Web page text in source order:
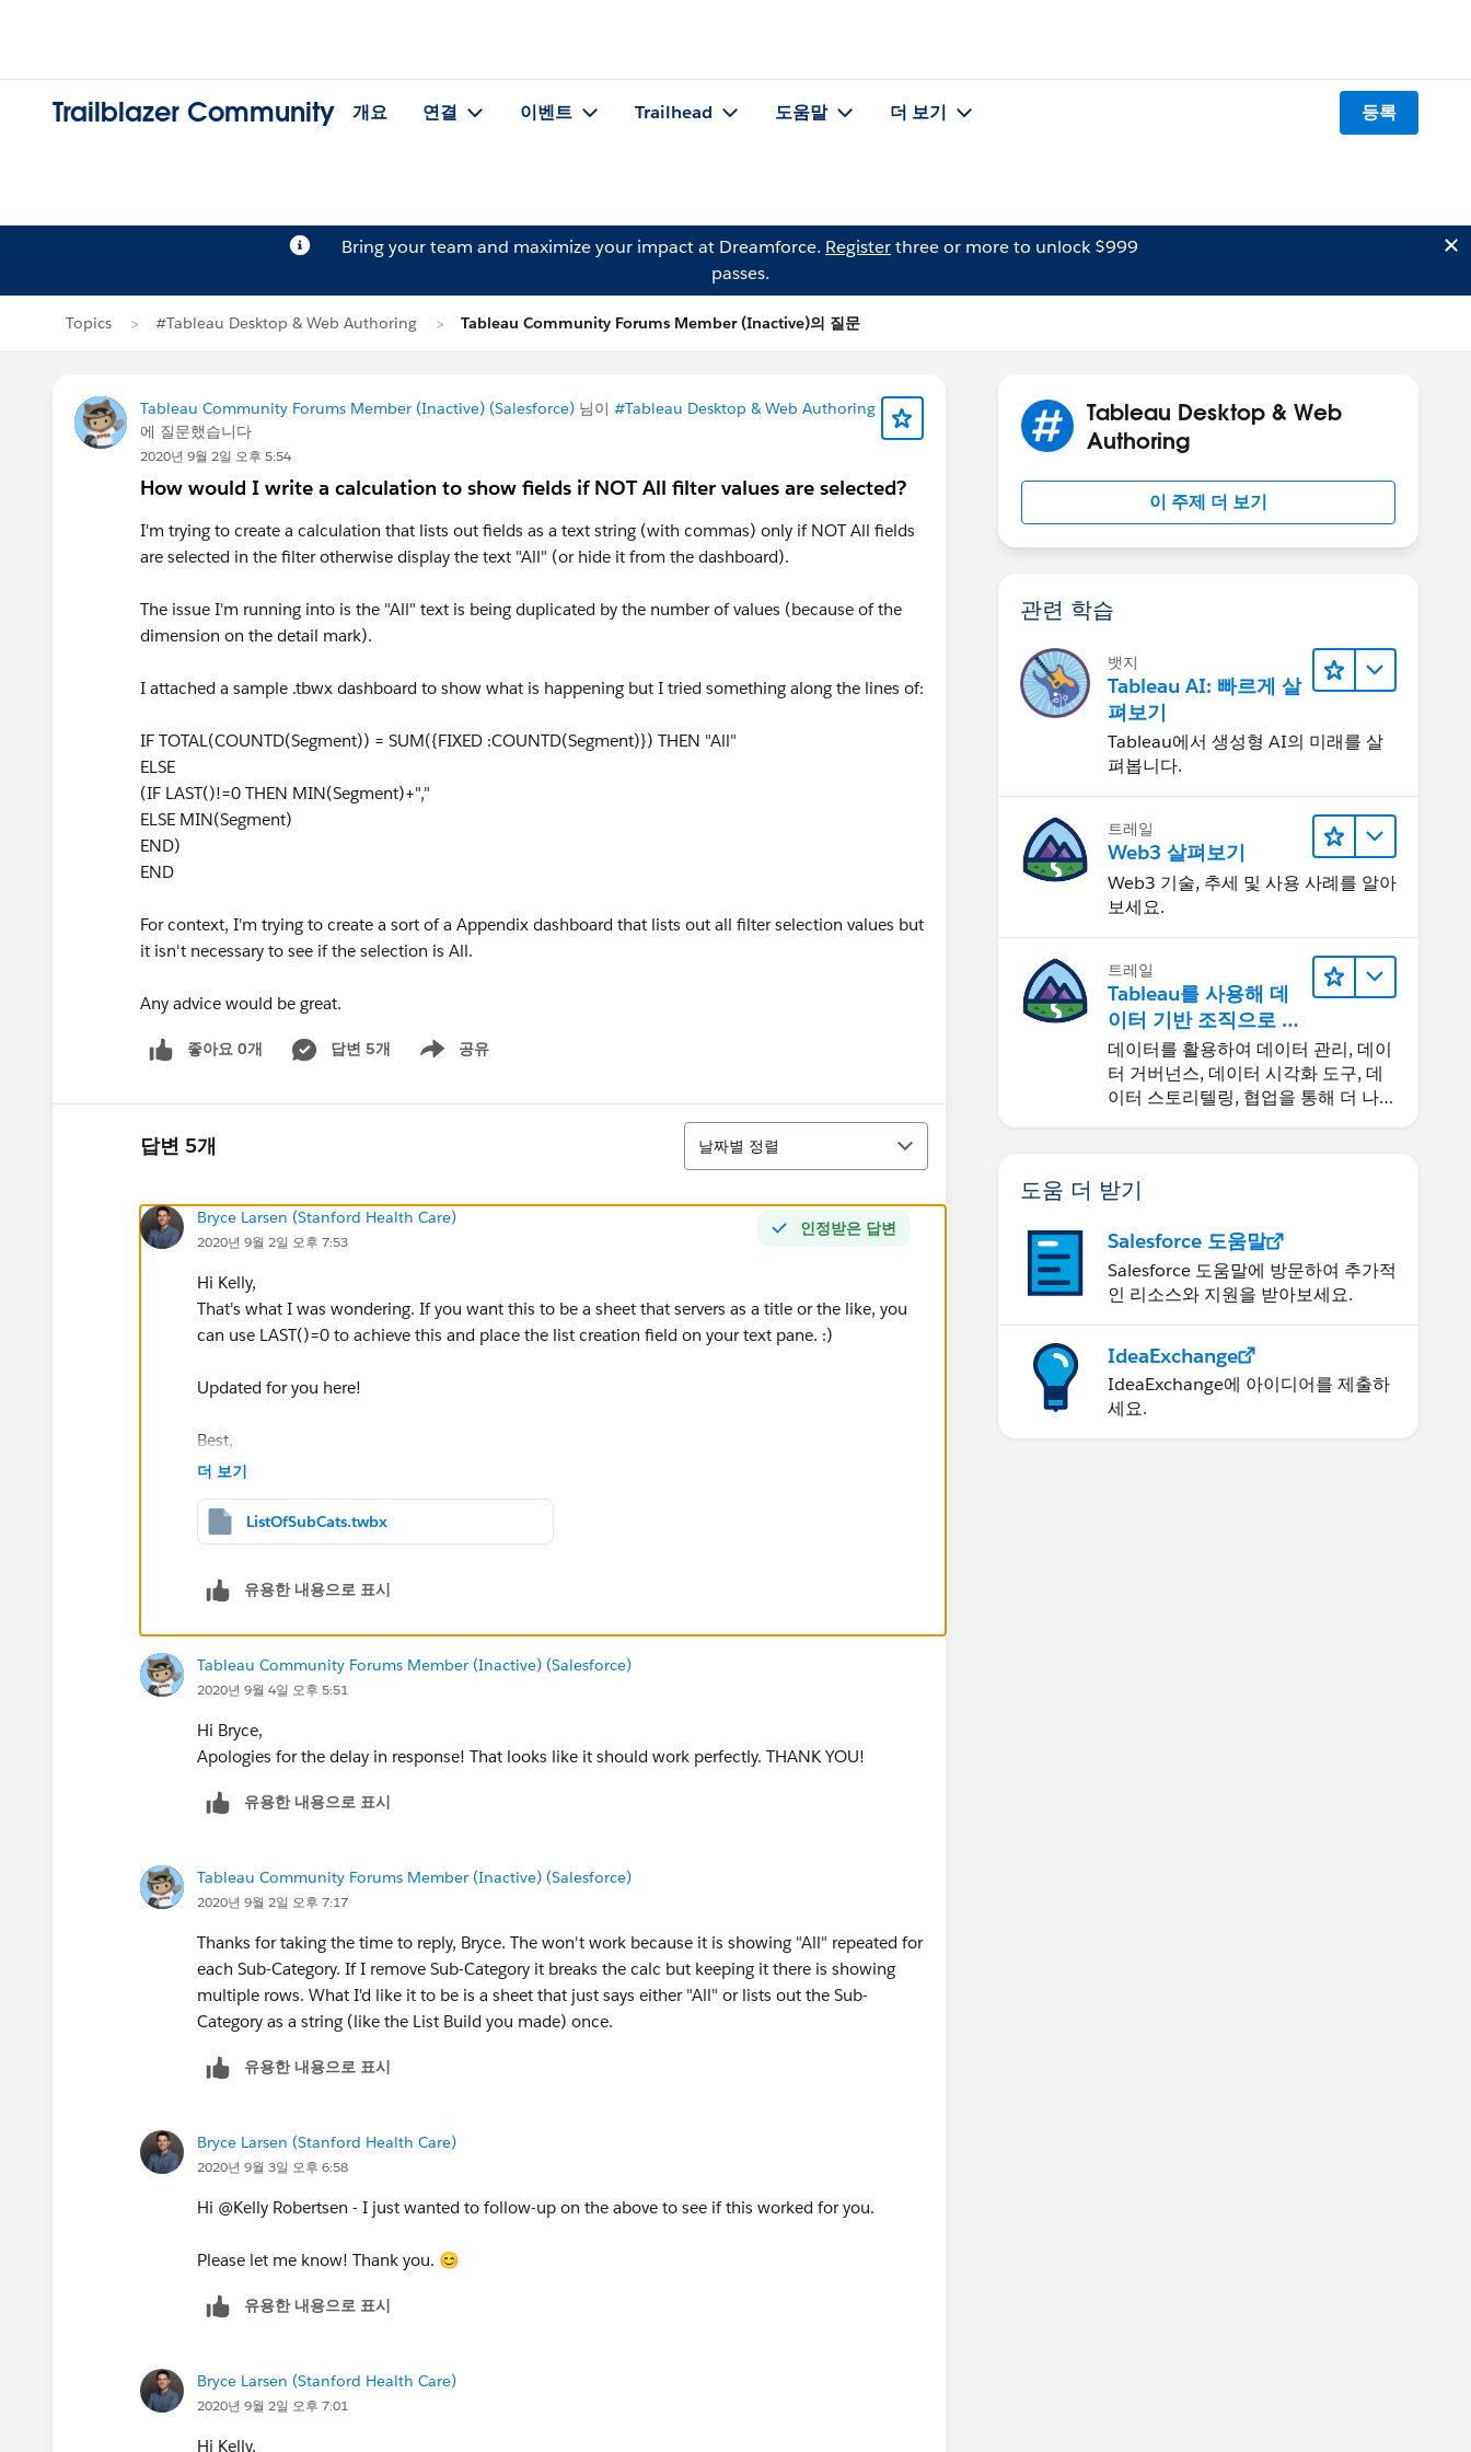
Trailblazer Community 개요 연결 이벤트 Trailhead 도움말 더 보기 등록
Bring your team and maximize your impact at Dreamforce. Registerthree or more to unlock $999
passes.
Topics #Tableau Desktop & Web Authoring Tableau Community Forums Member (Inactive)의 질문
Tableau Community Forums Member (Inactive) (Salesforce) 님이 #Tableau Desktop & Web Authoring
에 질문했습니다
2020년 9월 2일 오후 5:54
How would I write a calculation to show fields if NOT All filter values are selected?
I'm trying to create a calculation that lists out fields as a text string (with commas) only if NOT All fields
are selected in the filter otherwise display the text "All" (or hide it from the dashboard).
The issue I'm running into is the "All" text is being duplicated by the number of values (because of the
dimension on the detail mark).
I attached a sample .tbwx dashboard to show what is happening but I tried something along the lines of:
IF TOTAL(COUNTD(Segment)) = SUM({FIXED :COUNTD(Segment)}) THEN "All"
ELSE
(IF LAST()!=0 THEN MIN(Segment)+","
ELSE MIN(Segment)
END)
END
For context, I'm trying to create a sort of a Appendix dashboard that lists out all filter selection values but
it isn't necessary to see if the selection is All.
Any advice would be great.
좋아요 0개 답변 5개 공유
Show menu
답변 5개
정렬
날짜별 정렬
인정받은 답변
Bryce Larsen (Stanford Health Care)
2020년 9월 2일 오후 7:53
Hi Kelly,
That's what I was wondering. If you want this to be a sheet that servers as a title or the like, you
can use LAST()=0 to achieve this and place the list creation field on your text pane. :)
Updated for you here!
Best,
Bryce
더 보기
ListOfSubCats.twbx
유용한 내용으로 표시
Tableau Community Forums Member (Inactive) (Salesforce)
2020년 9월 4일 오후 5:51
Hi Bryce,
Apologies for the delay in response! That looks like it should work perfectly. THANK YOU!
유용한 내용으로 표시
Tableau Community Forums Member (Inactive) (Salesforce)
2020년 9월 2일 오후 7:17
Thanks for taking the time to reply, Bryce. The won't work because it is showing "All" repeated for
each Sub-Category. If I remove Sub-Category it breaks the calc but keeping it there is showing
multiple rows. What I'd like it to be is a sheet that just says either "All" or lists out the Sub-
Category as a string (like the List Build you made) once.
유용한 내용으로 표시
Bryce Larsen (Stanford Health Care)
2020년 9월 3일 오후 6:58
Hi @Kelly Robertsen​ - I just wanted to follow-up on the above to see if this worked for you.
Please let me know! Thank you. 😊
유용한 내용으로 표시
Bryce Larsen (Stanford Health Care)
2020년 9월 2일 오후 7:01
Hi Kelly,
Tableau Desktop & Web
Authoring
이 주제 더 보기
관련 학습
뱃지
Tableau AI: 빠르게 살
펴보기
Tableau에서 생성형 AI의 미래를 살
펴봅니다.
트레일
Web3 살펴보기
Web3 기술, 추세 및 사용 사례를 알아
보세요.
트레일
Tableau를 사용해 데
이터 기반 조직으로 거
듭나기
데이터를 활용하여 데이터 관리, 데이
터 거버넌스, 데이터 시각화 도구, 데
이터 스토리텔링, 협업을 통해 더 나은
도움 더 받기
Salesforce 도움말
Salesforce 도움말에 방문하여 추가적
인 리소스와 지원을 받아보세요.
IdeaExchange
IdeaExchange에 아이디어를 제출하
세요.